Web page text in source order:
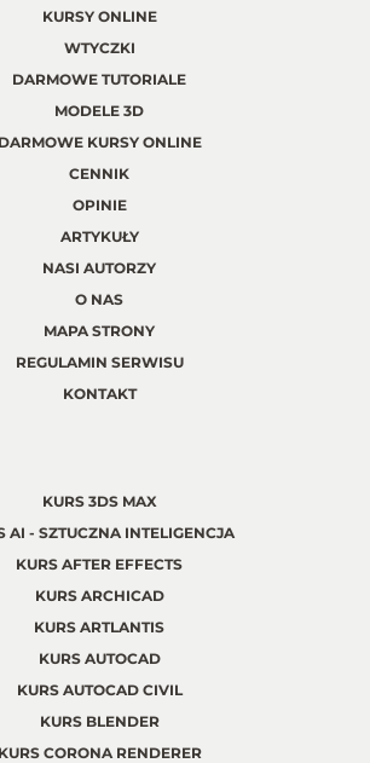
KURSY ONLINE
WTYCZKI
DARMOWE TUTORIALE
MODELE 3D
DARMOWE KURSY ONLINE
CENNIK
OPINIE
ARTYKUŁY
NASI AUTORZY
O NAS
MAPA STRONY
REGULAMIN SERWISU
KONTAKT
KURS 3DS MAX
AI - SZTUCZNA INTELIGENCJA
KURS AFTER EFFECTS
KURS ARCHICAD
KURS ARTLANTIS
KURS AUTOCAD
KURS AUTOCAD CIVIL
KURS BLENDER
KURS CORONA RENDERER